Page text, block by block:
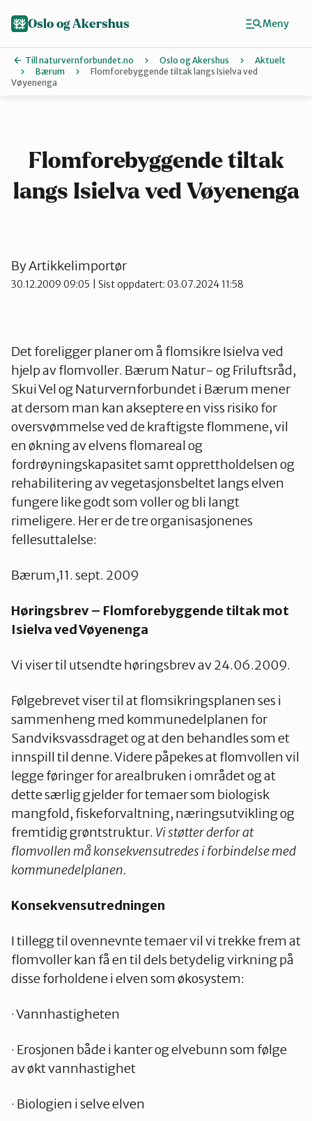
Asker
Bærum
Hurum og Røyken
Jevnaker
Lillestrøm
Lørenskog
Nannestad og Gjerdrum
Nes
Nittedal
Nordre Follo
Oslo Nord
Oslo Sør
Oslo Vest
Oslo og Akershus
Till naturvernforbundet.no Oslo og Akershus
Aktuelt
Bærum
Flomforebyggende tiltak langs Isielva ved
Vøyenenga
Flomforebyggende tiltak
langs Isielva ved Vøyenenga
ByArtikkelimportør
30.12.2009 09:05 | Sist oppdatert: 03.07.2024 11:58
Det foreligger planer om å flomsikre Isielva ved
hjelp av flomvoller. Bærum Natur- og Friluftsråd,
Skui Vel og Naturvernforbundet i Bærum mener
at dersom man kan akseptere en viss risiko for
oversvømmelse ved de kraftigste flommene, vil
en økning av elvens flomareal og
fordrøyningskapasitet samt opprettholdelsen og
rehabilitering av vegetasjonsbeltet langs elven
fungere like godt som voller og bli langt
rimeligere. Her er de tre organisasjonenes
fellesuttalelse:
Bærum,11. sept. 2009
Høringsbrev – Flomforebyggende tiltak mot
Isielva ved Vøyenenga
Vi viser til utsendte høringsbrev av 24.06.2009.
Følgebrevet viser til at flomsikringsplanen ses i
sammenheng med kommunedelplanen for
Sandviksvassdraget og at den behandles som et
innspill til denne. Videre påpekes at flomvollen vil
legge føringer for arealbruken i området og at
dette særlig gjelder for temaer som biologisk
mangfold, fiskeforvaltning, næringsutvikling og
fremtidig grøntstruktur. Vistøtter derfor at
flomvollen må konsekvensutredes i forbindelse med
kommunedelplanen.
Konsekvensutredningen
I tillegg til ovennevnte temaer vil vi trekke frem at
flomvoller kan få en til dels betydelig virkning på
disse forholdene i elven som økosystem:
· Vannhastigheten
· Erosjonen både i kanter og elvebunn som følge
av økt vannhastighet
· Biologien i selve elven